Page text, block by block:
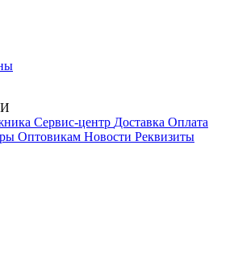
Сервис-центр Доставка Оплата
Оптовикам Новости Реквизиты